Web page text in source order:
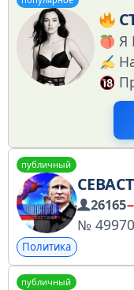
Я
публичный
26165
Политика
публичный